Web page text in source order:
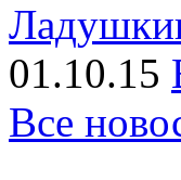
01.10.15
Все